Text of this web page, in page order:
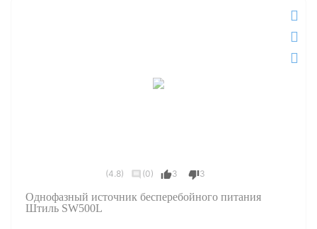
(4.8) (0) 3 3
Однофазный источник бесперебойного питания
Штиль SW500L